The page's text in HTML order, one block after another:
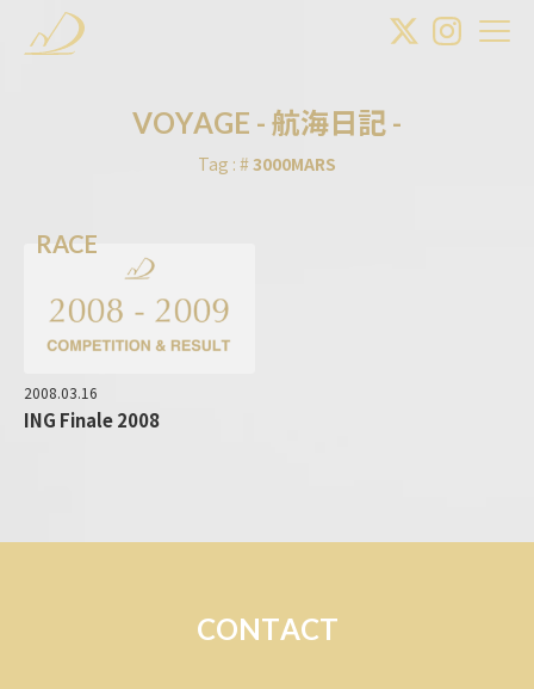
VOYAGE - 航海日記 -
Tag : #3000MARS
RACE
2008.03.16
ING Finale 2008
CONTACT